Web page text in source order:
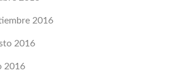
2016
2016
2016